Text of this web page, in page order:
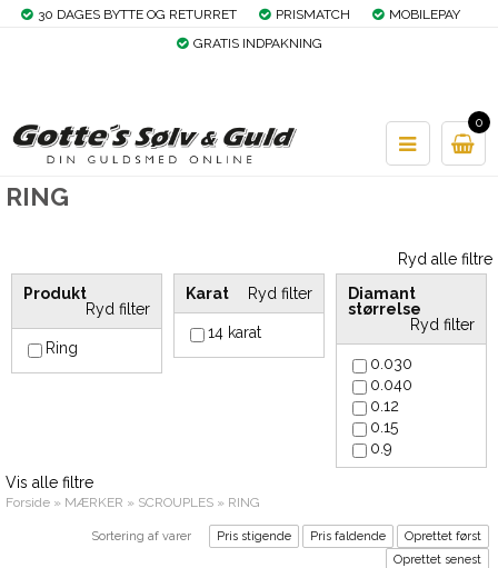
30 DAGES BYTTE OG RETURRET PRISMATCH
MOBILEPAY
GRATIS INDPAKNING
0
RING
Ryd alle filtre
Produkt
Ryd filter
Ring
Karat Ryd filter
14 karat
Diamant
størrelse
Ryd filter
0.030
0.040
0.12
0.15
0.9
Vis alle filtre
Forside » MÆRKER » SCROUPLES » RING
Sortering af varer Pris stigende Pris faldende
Oprettet først
Oprettet senest